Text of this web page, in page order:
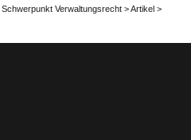
Verwaltungsrecht >Artikel >